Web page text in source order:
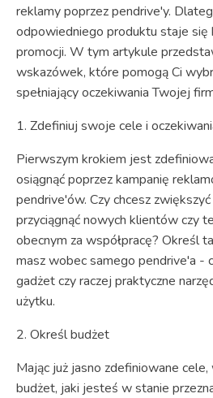
reklamy poprzez pendrive'y.
odpowiedniego produktu staje się
promocji. W tym artykule
wskazówek, które pomogą Ci
spełniający oczekiwania Twojej
1. Zdefiniuj swoje cele i
Pierwszym krokiem jest
osiągnąć poprzez kampanię
pendrive'ów. Czy chcesz
przyciągnąć nowych klientów czy
obecnym za współpracę? Określ
masz wobec samego pendrive'a -
gadżet czy raczej praktyczne
użytku.
2. Określ budżet
Mając już jasno zdefiniowane
budżet, jaki jesteś w stanie